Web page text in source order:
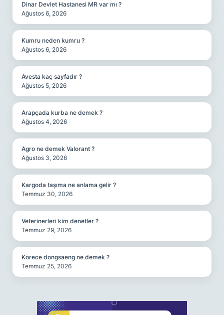
Dinar Devlet Hastanesi MR var mı ?
Ağustos 6, 2026
Kumru neden kumru ?
Ağustos 6, 2026
Avesta kaç sayfadır ?
Ağustos 5, 2026
Arapçada kurba ne demek ?
Ağustos 4, 2026
Agro ne demek Valorant ?
Ağustos 3, 2026
Kargoda taşıma ne anlama gelir ?
Temmuz 30, 2026
Veterinerleri kim denetler ?
Temmuz 29, 2026
Korece dongsaeng ne demek ?
Temmuz 25, 2026